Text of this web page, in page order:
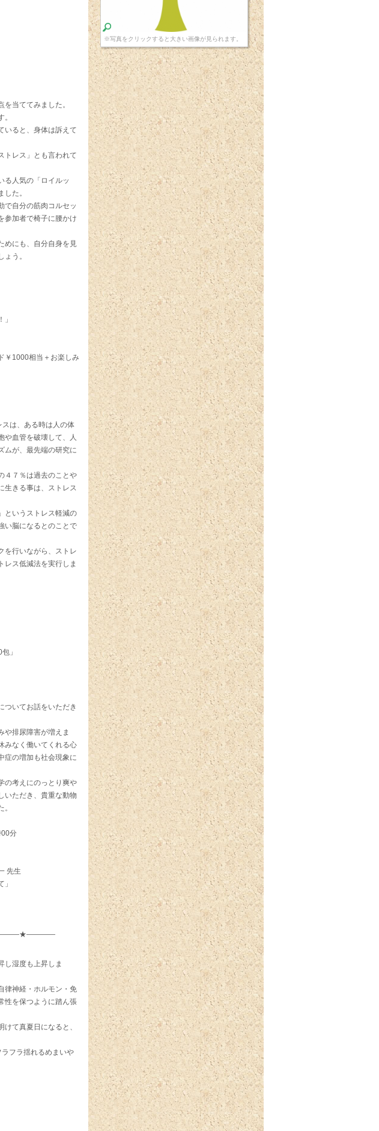
※写真をクリックすると大きい画像が見られます。
当ててみました。
いると、身体は訴えて
トレス」とも言われて
る人気の「ロイルッ
た。
で自分の筋肉コルセッ
参加者で椅子に腰かけ
めにも、自分自身を見
う。
当＋お楽しみ
スは、ある時は人の体
や血管を破壊して、人
ムが、最先端の研究に
４７％は過去のことや
生きる事は、ストレス
というストレス軽減の
い脳になるとのことで
を行いながら、ストレ
ス低減法を実行しま
」
ついてお話をいただき
や排尿障害が増えま
みなく働いてくれる心
症の増加も社会現象に
の考えにのっとり爽や
いただき、貴重な動物
分
生
し湿度も上昇しま
律神経・ホルモン・免
性を保つように踏ん張
て真夏日になると、
フラ揺れるめまいや